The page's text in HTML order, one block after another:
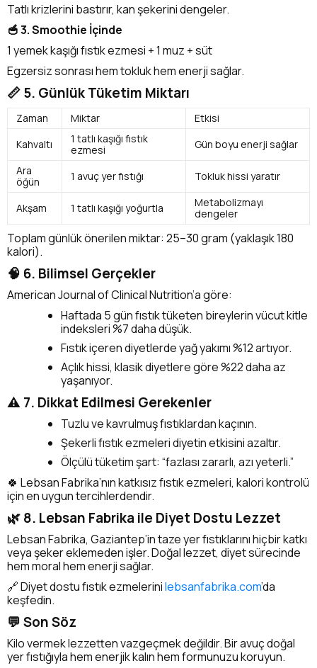
Tatlı krizlerini bastırır, kan şekerini dengeler.
🥣 3. Smoothie İçinde
1 yemek kaşığı fıstık ezmesi + 1 muz + süt
Egzersiz sonrası hem tokluk hem enerji sağlar.
📏 5. Günlük Tüketim Miktarı
Zaman Miktar
Etkisi
Kahvaltı
1 tatlı kaşığı fıstık
ezmesi
Gün boyu enerji sağlar
Ara
öğün
1 avuç yer fıstığı Tokluk hissi yaratır
Akşam 1 tatlı kaşığı yoğurtla
Metabolizmayı
dengeler
Toplam günlük önerilen miktar: 25–30 gram (yaklaşık 180
kalori).
🧠 6. Bilimsel Gerçekler
American Journal of Clinical Nutrition’a göre:
Haftada 5 gün fıstık tüketen bireylerin vücut kitle
indeksleri %7 daha düşük.
Fıstık içeren diyetlerde yağ yakımı %12 artıyor.
Açlık hissi, klasik diyetlere göre %22 daha az
yaşanıyor.
⚠️ 7. Dikkat Edilmesi Gerekenler
Tuzlu ve kavrulmuş fıstıklardan kaçının.
Şekerli fıstık ezmeleri diyetin etkisini azaltır.
Ölçülü tüketim şart: “fazlası zararlı, azı yeterli.”
🍀 Lebsan Fabrika’nın katkısız fıstık ezmeleri, kalori kontrolü
için en uygun tercihlerdendir.
🌿 8. Lebsan Fabrika ile Diyet Dostu Lezzet
Lebsan Fabrika, Gaziantep’in taze yer fıstıklarını hiçbir katkı
veya şeker eklemeden işler. Doğal lezzet, diyet sürecinde
hem moral hem enerji sağlar.
🔗 Diyet dostu fıstık ezmelerinilebsanfabrika.com’da
keşfedin.
💬 Son Söz
Kilo vermek lezzetten vazgeçmek değildir. Bir avuç doğal
yer fıstığıyla hem enerjik kalın hem formunuzu koruyun.